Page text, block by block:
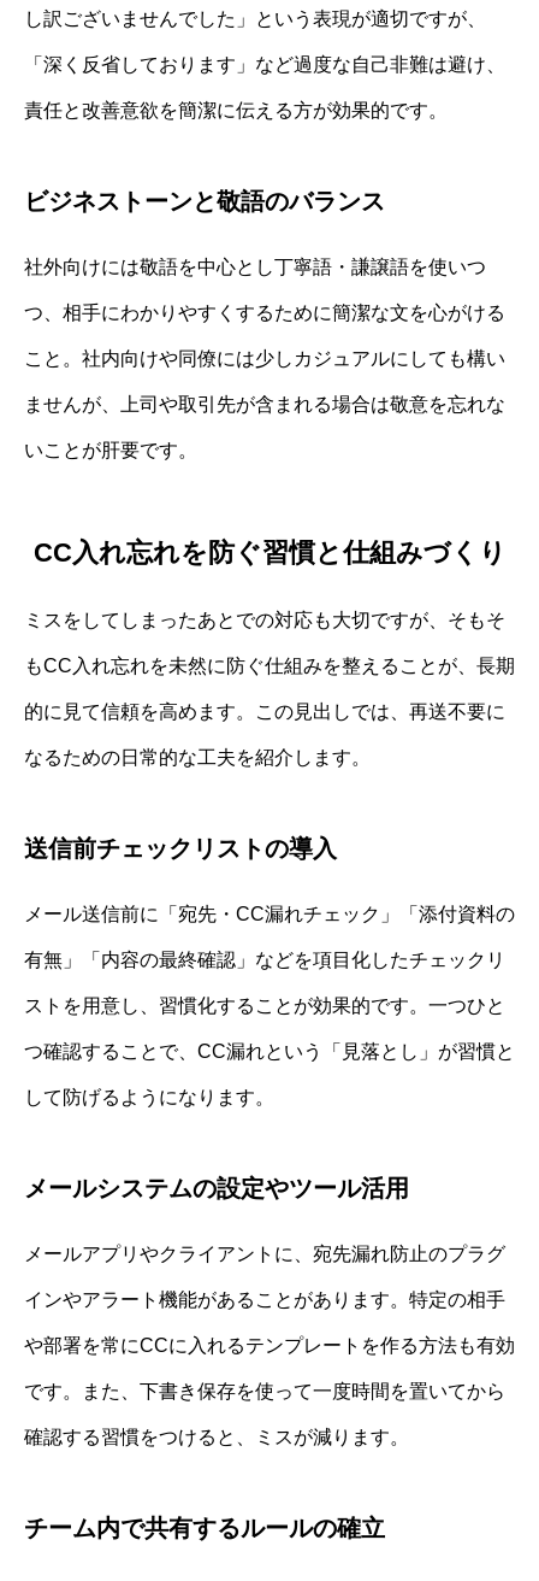
し訳ございませんでした」という表現が適切ですが、
「深く反省しております」など過度な自己非難は避け、
責任と改善意欲を簡潔に伝える方が効果的です。
ビジネストーンと敬語のバランス
社外向けには敬語を中心とし丁寧語・謙譲語を使いつ
つ、相手にわかりやすくするために簡潔な文を心がける
こと。社内向けや同僚には少しカジュアルにしても構い
ませんが、上司や取引先が含まれる場合は敬意を忘れな
いことが肝要です。
CC入れ忘れを防ぐ習慣と仕組みづくり
ミスをしてしまったあとでの対応も大切ですが、そもそ
もCC入れ忘れを未然に防ぐ仕組みを整えることが、長期
的に見て信頼を高めます。この見出しでは、再送不要に
なるための日常的な工夫を紹介します。
送信前チェックリストの導入
メール送信前に「宛先・CC漏れチェック」「添付資料の
有無」「内容の最終確認」などを項目化したチェックリ
ストを用意し、習慣化することが効果的です。一つひと
つ確認することで、CC漏れという「見落とし」が習慣と
して防げるようになります。
メールシステムの設定やツール活用
メールアプリやクライアントに、宛先漏れ防止のプラグ
インやアラート機能があることがあります。特定の相手
や部署を常にCCに入れるテンプレートを作る方法も有効
です。また、下書き保存を使って一度時間を置いてから
確認する習慣をつけると、ミスが減ります。
チーム内で共有するルールの確立